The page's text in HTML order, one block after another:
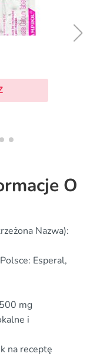
O
Nazwa):
Esperal,
mg
i
na receptę